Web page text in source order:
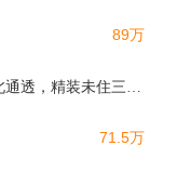
89万
71.5万